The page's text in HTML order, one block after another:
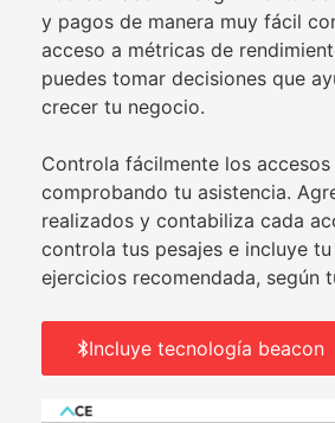
y pagos de manera muy fácil
acceso a métricas de
puedes tomar decisiones que
crecer tu negocio.
Controla fácilmente los
comprobando tu asistencia.
realizados y contabiliza cada
controla tus pesajes e incluye
ejercicios recomendada, según
Incluye tecnología beacon